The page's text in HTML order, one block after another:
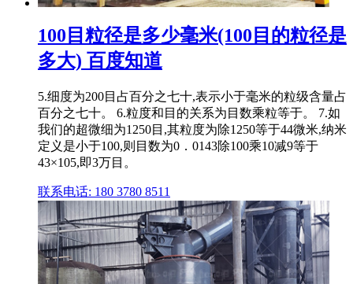
100目粒径是多少毫米(100目的粒径是
多大) 百度知道
5.细度为200目占百分之七十,表示小于毫米的粒级含量占
百分之七十。 6.粒度和目的关系为目数乘粒等于。 7.如
我们的超微细为1250目,其粒度为除1250等于44微米,纳米
定义是小于100,则目数为0．0143除100乘10减9等于
43×105,即3万目。
联系电话: 180 3780 8511